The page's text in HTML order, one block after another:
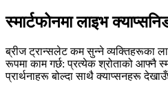
स्मार्टफोनमा लाइभ
ब्रीज ट्रान्सलेट कम सुन्ने व्यक्तिहरूका
रूपमा काम गर्छ: प्रत्येक श्रोताको आफ्नै
प्रार्थनाहरू बोल्दा साथै क्याप्सनहरू